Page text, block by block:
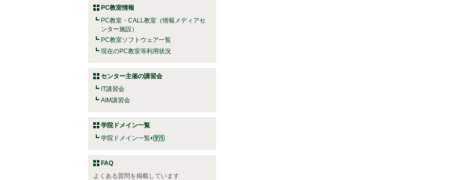
PC教室情報
PC教室・CALL教室（情報メディアセ
ンター施設）
PC教室ソフトウェア一覧
現在のPC教室等利用状況
センター主催の講習会
IT講習会
AIM講習会
学院ドメイン一覧
学院ドメイン一覧
FAQ
よくある質問を掲載しています